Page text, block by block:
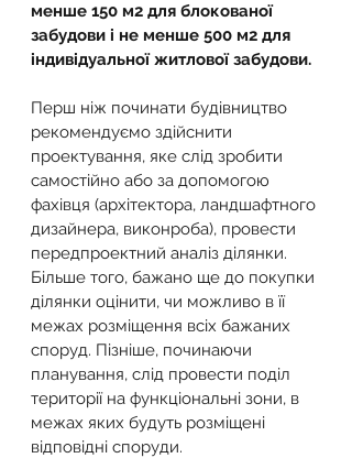
менше 150 м2 для блокованої
забудови і не менше 500 м2 для
індивідуальної житлової забудови.
Перш ніж починати будівництво
рекомендуємо здійснити
проектування, яке слід зробити
самостійно або за допомогою
фахівця (архітектора, ландшафтного
дизайнера, виконроба), провести
передпроектний аналіз ділянки.
Більше того, бажано ще до покупки
ділянки оцінити, чи можливо в її
межах розміщення всіх бажаних
споруд. Пізніше, починаючи
планування, слід провести поділ
території на функціональні зони, в
межах яких будуть розміщені
відповідні споруди.